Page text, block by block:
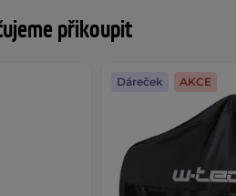
přikoupit
Dáreček AKCE